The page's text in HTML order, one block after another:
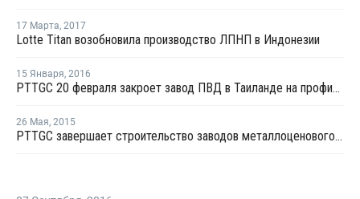
17 Марта, 2017
Lotte Titan возобновила производство ЛПНП в Индонезии
15 Января, 2016
PTTGC 20 февраля закроет завод ПВД в Таиланде на профилактический ремонт
26 Мая, 2015
PTTGC завершает строительство заводов металлоценового линейного ПЭ и оксида пропилена в Таиланде